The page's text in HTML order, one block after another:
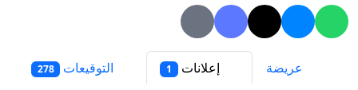
عريضة إعلانات 1 التوقيعات 278